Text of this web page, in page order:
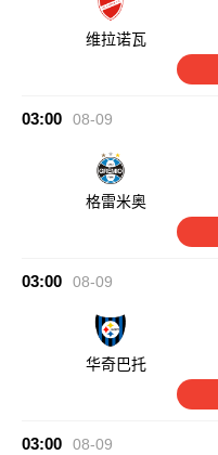
维拉诺瓦
03:00 08-09
格雷米奥
03:00 08-09
华奇巴托
03:00 08-09